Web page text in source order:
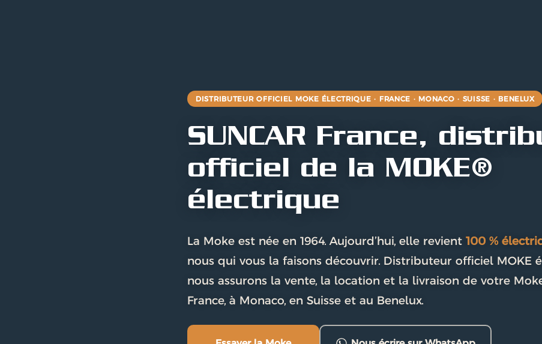
DISTRIBUTEUR OFFICIEL MOKE ÉLECTRIQUE · FRANCE · MONACO · SUISSE · BENELUX
SUNCAR France,
officiel de la MOKE®
électrique
La Moke est née en 1964. Aujourd’hui, elle revient 100 %
nous qui vous la faisons découvrir. Distributeur officiel MOKE
nous assurons la vente, la location et la livraison de votre
France, à Monaco, en Suisse et au Benelux.